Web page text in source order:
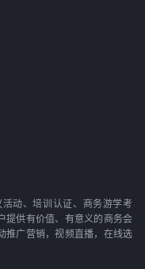
动、培训认证、商务游学考
提供有价值、有意义的商务会
推广营销，视频直播，在线选